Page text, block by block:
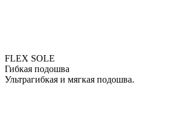
FLEX SOLE
Гибкая подошва
Ультрагибкая и мягкая подошва.